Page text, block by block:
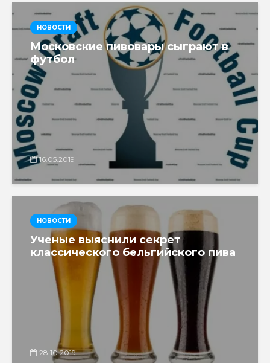
НОВОСТИ
Московские пивовары сыграют в
футбол
16.05.2019
НОВОСТИ
Ученые выяснили секрет
классического бельгийского пива
28.10.2019